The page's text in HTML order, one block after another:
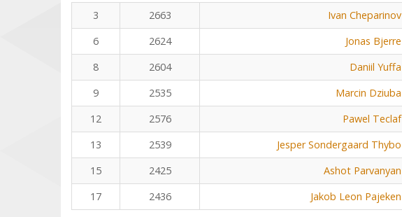
3
2663 Ivan Cheparinov
6
2624 Jonas Bjerre
8
2604 Daniil Yuffa
9
2535 Marcin Dziuba
12
2576 Pawel Teclaf
13
2539 Jesper Sondergaard Thybo
15
2425 Ashot Parvanyan
17
2436 Jakob Leon Pajeken